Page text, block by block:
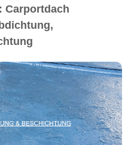
Carportdach